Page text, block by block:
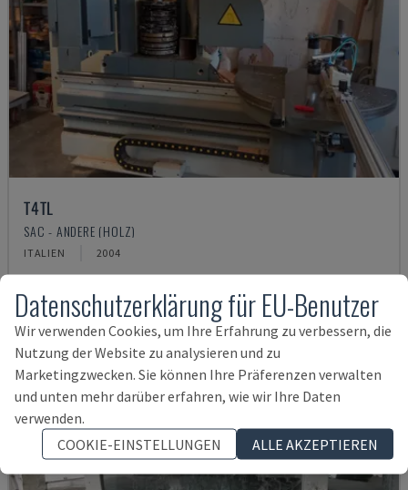
T4TL
SAC - ANDERE (HOLZ)
ITALIEN 2004
15.000 €
Datenschutzerklärung für EU-Benutzer
Wir verwenden Cookies, um Ihre Erfahrung zu verbessern, die
Nutzung der Website zu analysieren und zu
Marketingzwecken. Sie können Ihre Präferenzen verwalten
und unten mehr darüber erfahren, wie wir Ihre Daten
verwenden.
COOKIE-EINSTELLUNGEN
ALLE AKZEPTIEREN